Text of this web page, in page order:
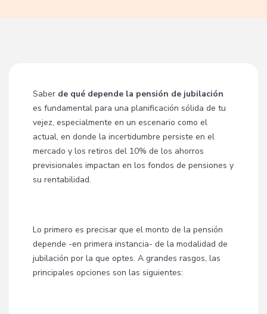
Saber de qué depende la pensión de jubilación
es fundamental para una planificación sólida de tu
vejez, especialmente en un escenario como el
actual, en donde la incertidumbre persiste en el
mercado y los retiros del 10% de los ahorros
previsionales impactan en los fondos de pensiones y
su rentabilidad.
Lo primero es precisar que el monto de la pensión
depende -en primera instancia- de la modalidad de
jubilación por la que optes. A grandes rasgos, las
principales opciones son las siguientes: